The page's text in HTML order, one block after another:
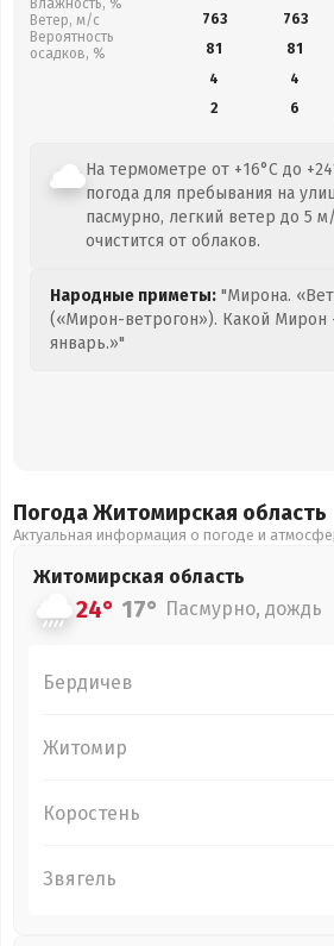
Влажность, %
Ветер, м/с
Вероятность
осадков, %
763
763
81
81
4
4
2
6
На термометре от +16°C до
погода для пребывания на
пасмурно, легкий ветер до 5
очистится от облаков.
Народные приметы: "Мирона.
(«Мирон-ветрогон»). Какой Мирон
январь.»"
Погода Житомирская область
Актуальная информация о погоде и
Житомирская область
24° 17° Пасмурно, дождь
Бердичев
Житомир
Коростень
Звягель